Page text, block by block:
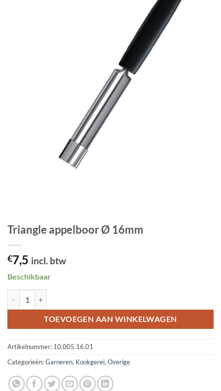
Triangle appelboor Ø 16mm
€7,5 incl. btw
Beschikbaar
TOEVOEGEN AAN WINKELWAGEN
Artikelnummer: 10.005.16.01
Categorieën:Garneren, Kookgerei,Overige